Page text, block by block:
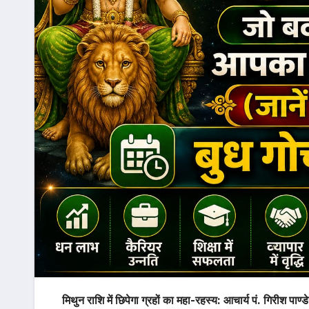
मिथुन राशि में छिपेगा ग्रहों का महा-रहस्य: आचार्य पं. गिरीश